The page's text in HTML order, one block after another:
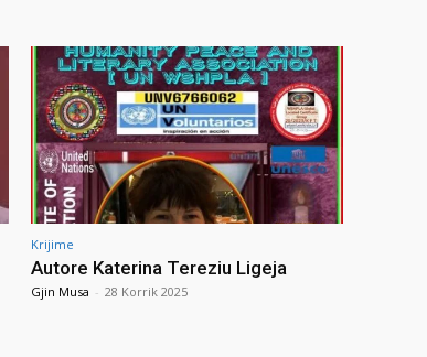
Krijime
Autore Katerina Tereziu Ligeja
Gjin Musa - 28 Korrik 2025